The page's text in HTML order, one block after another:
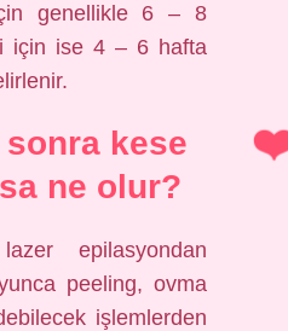
genellikle 6 – 8
için ise 4 – 6 hafta
kese
ne olur?
epilasyondan
peeling, ovma
işlemlerden